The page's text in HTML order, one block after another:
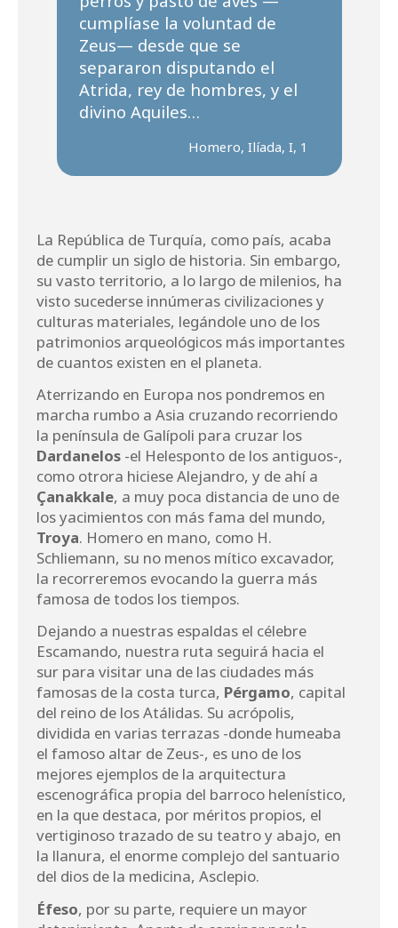
cumplíase la voluntad de
Zeus— desde que se
separaron disputando el
Atrida, rey de hombres, y el
divino Aquiles…
Homero, Ilíada, I, 1
La República de Turquía, como país, acaba
de cumplir un siglo de historia. Sin embargo,
su vasto territorio, a lo largo de milenios, ha
visto sucederse innúmeras civilizaciones y
culturas materiales, legándole uno de los
patrimonios arqueológicos más importantes
de cuantos existen en el planeta.
Aterrizando en Europa nos pondremos en
marcha rumbo a Asia cruzando recorriendo
la península de Galípoli para cruzar los
Dardanelos -el Helesponto de los antiguos-,
como otrora hiciese Alejandro, y de ahí a
Çanakkale, a muy poca distancia de uno de
los yacimientos con más fama del mundo,
Troya. Homero en mano, como H.
Schliemann, su no menos mítico excavador,
la recorreremos evocando la guerra más
famosa de todos los tiempos.
Dejando a nuestras espaldas el célebre
Escamando, nuestra ruta seguirá hacia el
sur para visitar una de las ciudades más
famosas de la costa turca, Pérgamo, capital
del reino de los Atálidas. Su acrópolis,
dividida en varias terrazas -donde humeaba
el famoso altar de Zeus-, es uno de los
mejores ejemplos de la arquitectura
escenográfica propia del barroco helenístico,
en la que destaca, por méritos propios, el
vertiginoso trazado de su teatro y abajo, en
la llanura, el enorme complejo del santuario
del dios de la medicina, Asclepio.
Éfeso, por su parte, requiere un mayor